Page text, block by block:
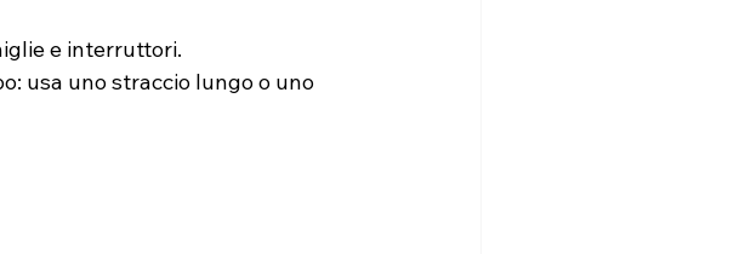
e interruttori.
usa uno straccio lungo o uno